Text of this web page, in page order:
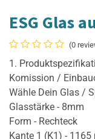
ESG Glas
(0
1.
Komission /
Wähle Dein Glas /
Glasstärke - 8mm
Form - Rechteck
Kante 1 (K1) - 1165